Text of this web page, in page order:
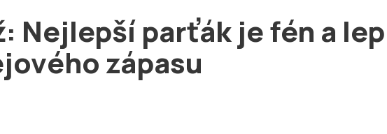
Nejlepší parťák je fén a
zápasu